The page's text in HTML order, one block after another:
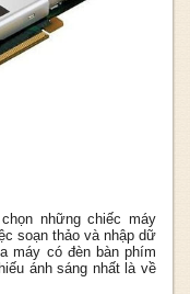
những chiếc máy
soạn thảo và nhập dữ
máy có đèn bàn phím
ánh sáng nhất là về